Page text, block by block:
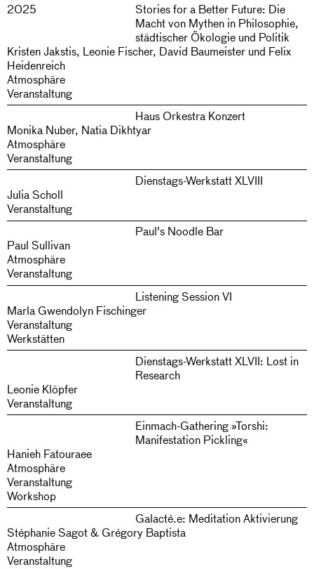
2025
Stories for a Better Future: Die
Macht von Mythen in Philosophie,
städtischer Ökologie und Politik
Kristen Jakstis, Leonie Fischer, David Baumeister und Felix
Heidenreich
Atmosphäre
Veranstaltung
Haus Orkestra Konzert
Monika Nuber, Natia Dikhtyar
Atmosphäre
Veranstaltung
Dienstags-Werkstatt XLVIII
Julia Scholl
Veranstaltung
Paul's Noodle Bar
Paul Sullivan
Atmosphäre
Veranstaltung
Listening Session VI
Marla Gwendolyn Fischinger
Veranstaltung
Werkstätten
Dienstags-Werkstatt XLVII: Lost in
Research
Leonie Klöpfer
Veranstaltung
Einmach-Gathering »Torshi:
Manifestation Pickling«
Hanieh Fatouraee
Atmosphäre
Veranstaltung
Workshop
Galacté.e: Meditation Aktivierung
Stéphanie Sagot & Grégory Baptista
Atmosphäre
Veranstaltung